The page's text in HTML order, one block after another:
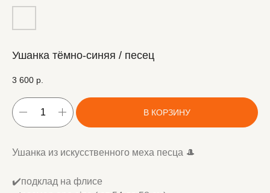
Ушанка тёмно-синяя / песец
3 600 р.
В КОРЗИНУ
Ушанка из искусственного меха песца 🎩
✔️подклад на флисе